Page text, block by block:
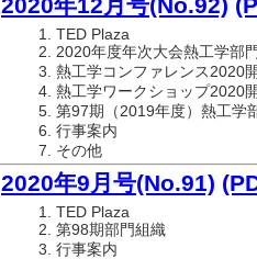
TED Plaza
2020年度年次大会熱工学部
熱工学コンファレンス2020
熱工学ワークショップ2020
第97期（2019年度）熱工学
行事案内
その他
2020年9月号(No.91)
TED Plaza
第98期部門組織
行事案内